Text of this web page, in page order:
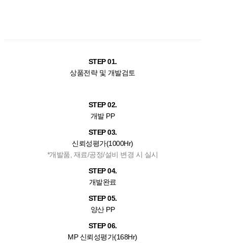
STEP 01.
상품전략 및 개발검토
STEP 02.
개발 PP
STEP 03.
신뢰성평가(1000Hr)
*개발품, 재료/공정/설비 변경 시 실시
STEP 04.
개발완료
STEP 05.
양산 PP
STEP 06.
MP 신뢰성평가(168Hr)